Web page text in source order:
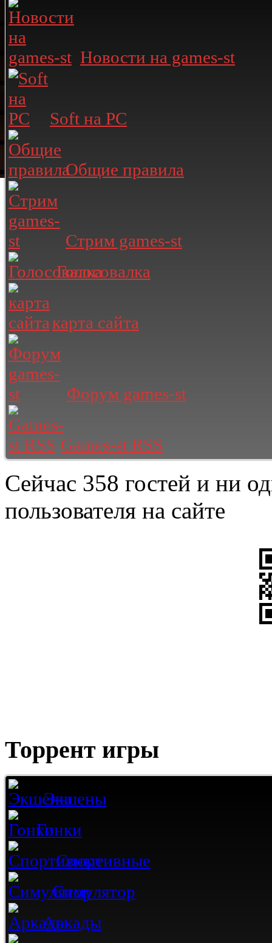
Новости на games-st
Soft на PC
Общие правила
Стрим games-st
Голосовалка
карта сайта
Форум games-st
Games-st RSS
Сейчас 358 гостей и ни
пользователя на сайте
Торрент игры
Экшены
Гонки
Спортивные
Симулятор
Аркады